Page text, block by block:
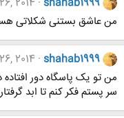
من عاشق بستنی شکلاتی
shahab1999
2014
من تو یک پاسگاه دور
سر پستم فکر کنم تا ابد